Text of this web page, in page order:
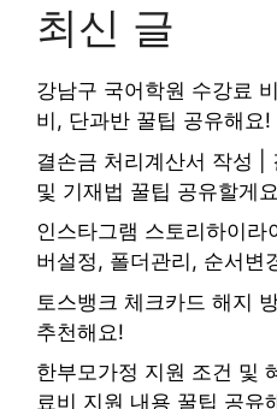
최신 글
강남구 국어학원 수강료
비, 단과반 꿀팁 공유해요!
결손금 처리계산서 작성 |
및 기재법 꿀팁 공유할게
인스타그램 스토리하이
버설정, 폴더관리, 순서변
토스뱅크 체크카드 해지
추천해요!
한부모가정 지원 조건 및
료비 지원 내용 꿀팁 공유